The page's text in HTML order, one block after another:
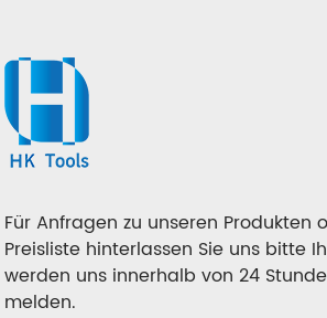
Für Anfragen zu unseren Produkten
Preisliste hinterlassen Sie uns bitte
werden uns innerhalb von 24
melden.